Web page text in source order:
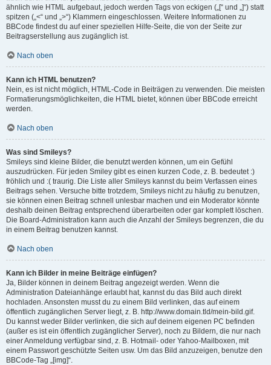
ähnlich wie HTML aufgebaut, jedoch werden Tags von eckigen („[“ und „]“) statt
spitzen („<“ und „>“) Klammern eingeschlossen. Weitere Informationen zu
BBCode findest du auf einer speziellen Hilfe-Seite, die von der Seite zur
Beitragserstellung aus zugänglich ist.
Nach oben
Kann ich HTML benutzen?
Nein, es ist nicht möglich, HTML-Code in Beiträgen zu verwenden. Die meisten
Formatierungsmöglichkeiten, die HTML bietet, können über BBCode erreicht
werden.
Nach oben
Was sind Smileys?
Smileys sind kleine Bilder, die benutzt werden können, um ein Gefühl
auszudrücken. Für jeden Smiley gibt es einen kurzen Code, z. B. bedeutet :)
fröhlich und :( traurig. Die Liste aller Smileys kannst du beim Verfassen eines
Beitrags sehen. Versuche bitte trotzdem, Smileys nicht zu häufig zu benutzen,
sie können einen Beitrag schnell unlesbar machen und ein Moderator könnte
deshalb deinen Beitrag entsprechend überarbeiten oder gar komplett löschen.
Die Board-Administration kann auch die Anzahl der Smileys begrenzen, die du
in einem Beitrag benutzen kannst.
Nach oben
Kann ich Bilder in meine Beiträge einfügen?
Ja, Bilder können in deinem Beitrag angezeigt werden. Wenn die
Administration Dateianhänge erlaubt hat, kannst du das Bild auch direkt
hochladen. Ansonsten musst du zu einem Bild verlinken, das auf einem
öffentlich zugänglichen Server liegt, z. B. http://www.domain.tld/mein-bild.gif.
Du kannst weder Bilder verlinken, die sich auf deinem eigenen PC befinden
(außer es ist ein öffentlich zugänglicher Server), noch zu Bildern, die nur nach
einer Anmeldung verfügbar sind, z. B. Hotmail- oder Yahoo-Mailboxen, mit
einem Passwort geschützte Seiten usw. Um das Bild anzuzeigen, benutze den
BBCode-Tag „[img]“.